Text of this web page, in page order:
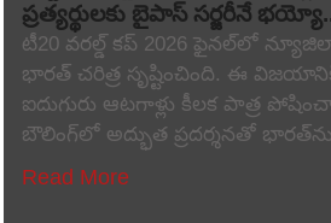
ప్రత్యర్థులకు బైపాస్ సర్జరీనే
టీ20 వరల్డ్ కప్ 2026 ఫైనల్‌లో
భారత్ చరిత్ర సృష్టించింది. ఈ
ఐదుగురు ఆటగాళ్లు కీలక పాత్ర
బౌలింగ్‌లో అద్భుత ప్రదర్శనతో
Read More